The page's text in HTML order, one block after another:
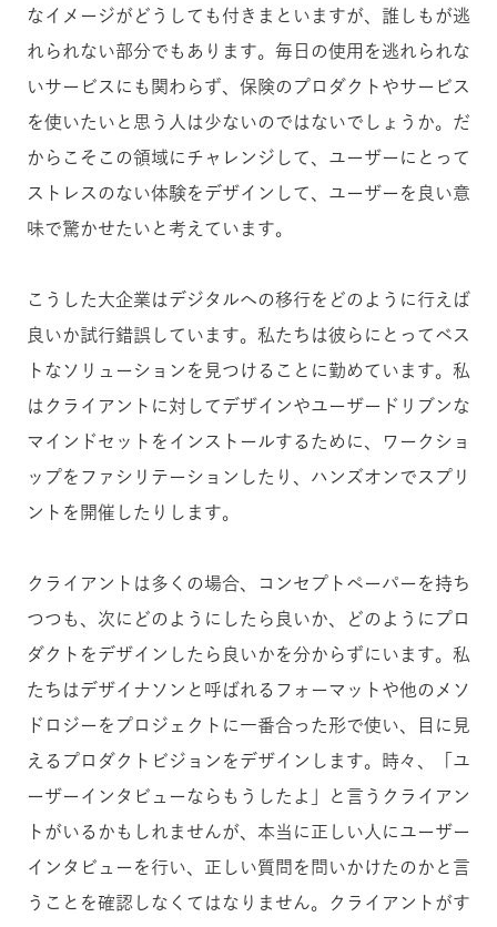
なイメージがどうしても付きまといますが、誰しもが逃
れられない部分でもあります。毎日の使用を逃れられな
いサービスにも関わらず、保険のプロダクトやサービス
を使いたいと思う人は少ないのではないでしょうか。だ
からこそこの領域にチャレンジして、ユーザーにとって
ストレスのない体験をデザインして、ユーザーを良い意
味で驚かせたいと考えています。
こうした大企業はデジタルへの移行をどのように行えば
良いか試行錯誤しています。私たちは彼らにとってベス
トなソリューションを見つけることに勤めています。私
はクライアントに対してデザインやユーザードリブンな
マインドセットをインストールするために、ワークショ
ップをファシリテーションしたり、ハンズオンでスプリ
ントを開催したりします。
クライアントは多くの場合、コンセプトペーパーを持ち
つつも、次にどのようにしたら良いか、どのようにプロ
ダクトをデザインしたら良いかを分からずにいます。私
たちはデザイナソンと呼ばれるフォーマットや他のメソ
ドロジーをプロジェクトに一番合った形で使い、目に見
えるプロダクトビジョンをデザインします。時々、「ユ
ーザーインタビューならもうしたよ」と言うクライアン
トがいるかもしれませんが、本当に正しい人にユーザー
インタビューを行い、正しい質問を問いかけたのかと言
うことを確認しなくてはなりません。クライアントがす